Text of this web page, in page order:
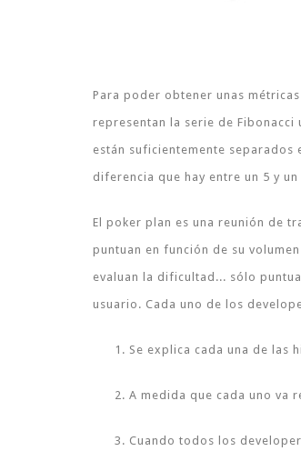
Para poder obtener unas
representan la serie de
están suficientemente
diferencia que hay entre un 5 y un
El poker plan es una reunión de
puntuan en función de su
evaluan la dificultad... sólo
usuario. Cada uno de los
Se explica cada una de las
A medida que cada uno va
Cuando todos los